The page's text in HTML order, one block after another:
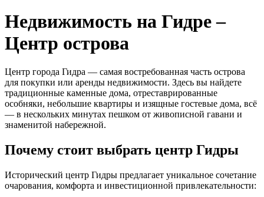
Недвижимость на Гидре –
Центр острова
Центр города Гидра — самая востребованная часть острова
для покупки или аренды недвижимости. Здесь вы найдете
традиционные каменные дома, отреставрированные
особняки, небольшие квартиры и изящные гостевые дома, всё
— в нескольких минутах пешком от живописной гавани и
знаменитой набережной.
Почему стоит выбрать центр Гидры
Исторический центр Гидры предлагает уникальное сочетание
очарования, комфорта и инвестиционной привлекательности: